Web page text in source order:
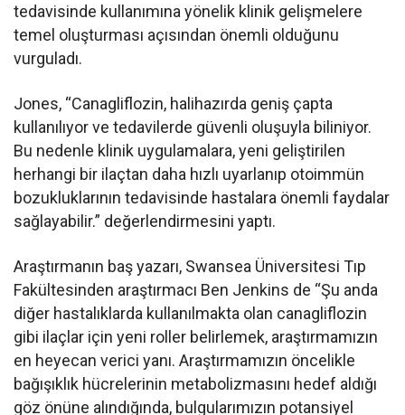
tedavisinde kullanımına yönelik klinik gelişmelere
temel oluşturması açısından önemli olduğunu
vurguladı.
Jones, “Canagliflozin, halihazırda geniş çapta
kullanılıyor ve tedavilerde güvenli oluşuyla biliniyor.
Bu nedenle klinik uygulamalara, yeni geliştirilen
herhangi bir ilaçtan daha hızlı uyarlanıp otoimmün
bozukluklarının tedavisinde hastalara önemli faydalar
sağlayabilir.” değerlendirmesini yaptı.
Araştırmanın baş yazarı, Swansea Üniversitesi Tıp
Fakültesinden araştırmacı Ben Jenkins de “Şu anda
diğer hastalıklarda kullanılmakta olan canagliflozin
gibi ilaçlar için yeni roller belirlemek, araştırmamızın
en heyecan verici yanı. Araştırmamızın öncelikle
bağışıklık hücrelerinin metabolizmasını hedef aldığı
göz önüne alındığında, bulgularımızın potansiyel